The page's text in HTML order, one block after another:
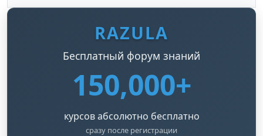
RAZULA
Бесплатный форум знаний
150,000+
курсов абсолютно бесплатно
сразу после регистрации